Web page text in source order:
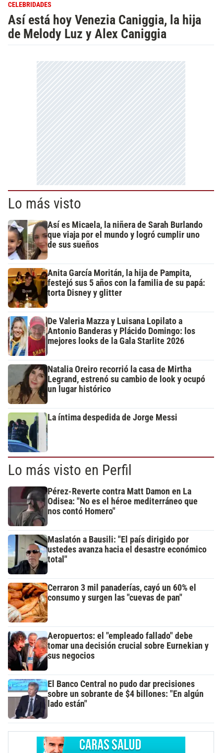
CELEBRIDADES
Así está hoy Venezia Caniggia, la hija
de Melody Luz y Alex Caniggia
Lo más visto
Así es Micaela, la niñera de Sarah Burlando
que viaja por el mundo y logró cumplir uno
de sus sueños
Anita García Moritán, la hija de Pampita,
festejó sus 5 años con la familia de su papá:
torta Disney y glitter
De Valeria Mazza y Luisana Lopilato a
Antonio Banderas y Plácido Domingo: los
mejores looks de la Gala Starlite 2026
Natalia Oreiro recorrió la casa de Mirtha
Legrand, estrenó su cambio de look y ocupó
un lugar histórico
La íntima despedida de Jorge Messi
Lo más visto en Perfil
Pérez-Reverte contra Matt Damon en La
Odisea: "No es el héroe mediterráneo que
nos contó Homero"
Maslatón a Bausili: "El país dirigido por
ustedes avanza hacia el desastre económico
total"
Cerraron 3 mil panaderías, cayó un 60% el
consumo y surgen las "cuevas de pan"
Aeropuertos: el "empleado fallado" debe
tomar una decisión crucial sobre Eurnekian y
sus negocios
El Banco Central no pudo dar precisiones
sobre un sobrante de $4 billones: "En algún
lado están"